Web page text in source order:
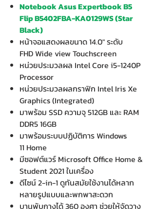
Notebook Asus Expertbook B5
Flip B5402FBA-KA0129WS (Star
Black)
หน้าจอแสดงผลขนาด 14.0" ระดับ
FHD Wide view Touchscreen
หน่วยประมวลผล Intel Core i5-1240P
Processor
หน่วยประมวลผลกราฟิก Intel Iris Xe
Graphics (Integrated)
มาพร้อม SSD ความจุ 512GB และ RAM
DDR5 16GB
มาพร้อมระบบปฏิบัติการ Windows
11 Home
มีซอฟต์แวร์ Microsoft Office Home &
Student 2021 ในเครื่อง
ดีไซน์ 2-in-1 ดูทันสมัยใช้งานได้หลาก
หลายรูปแบบและพกพาสะดวก
บานพับกางได้ 360 องศา ช่วยให้จัดวาง